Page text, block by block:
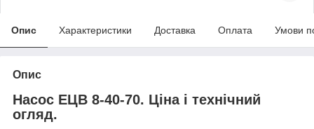
Опис Характеристики Доставка Оплата Умови
Опис
Насос ЕЦВ 8-40-70. Ціна і технічний
огляд.